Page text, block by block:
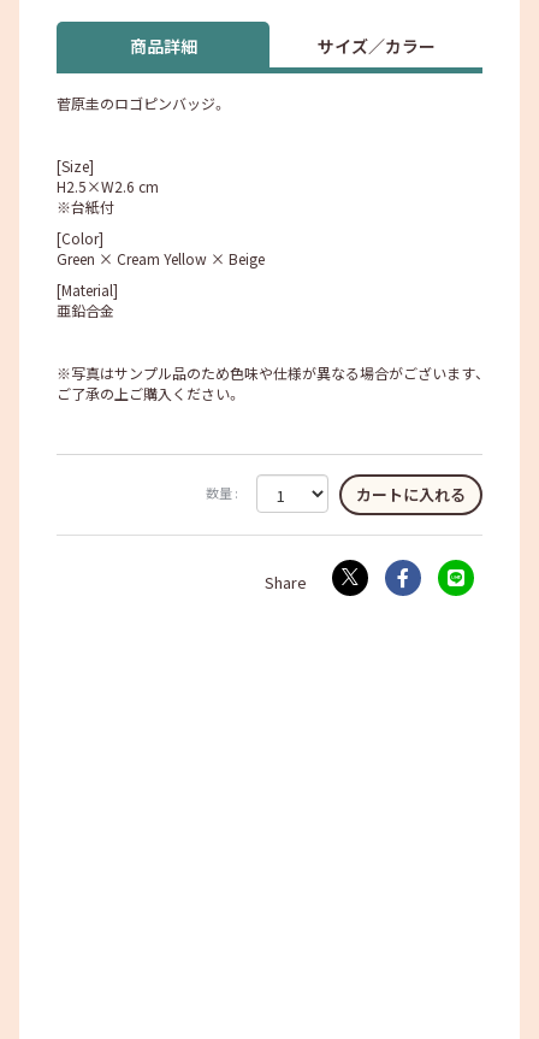
商品詳細 サイズ／カラー
菅原圭のロゴピンバッジ。
[Size]
H2.5×W2.6 cm
※台紙付
[Color]
Green × Cream Yellow × Beige
[Material]
亜鉛合金
※写真はサンプル品のため色味や仕様が異なる場合がございます、
ご了承の上ご購入ください。
数量 :